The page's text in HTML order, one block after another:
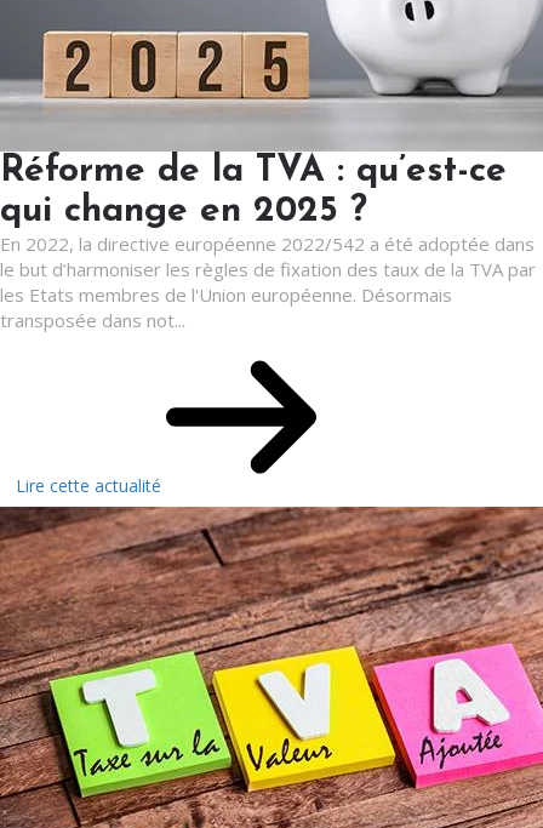
Réforme de la TVA : qu’est-ce
qui change en 2025 ?
En 2022, la directive européenne 2022/542 a été adoptée dans
le but d’harmoniser les règles de fixation des taux de la TVA par
les Etats membres de l'Union européenne. Désormais
transposée dans not...
Lire cette actualité